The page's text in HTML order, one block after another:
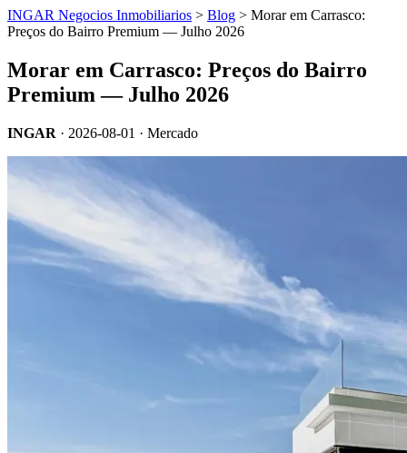
INGAR Negocios Inmobiliarios > Blog > Morar em Carrasco:
Preços do Bairro Premium — Julho 2026
Morar em Carrasco: Preços do Bairro
Premium — Julho 2026
INGAR · 2026-08-01 · Mercado